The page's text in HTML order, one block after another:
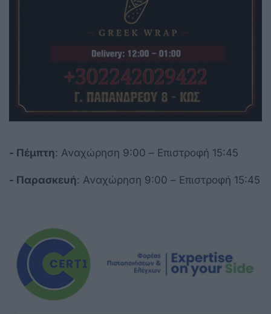
- Πέμπτη: Αναχώρηση 9:00 – Επιστροφή 15:45
- Παρασκευή: Αναχώρηση 9:00 – Επιστροφή 15:45